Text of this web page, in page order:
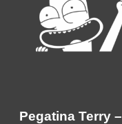
Pegatina Terry –